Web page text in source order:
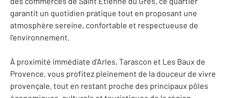
garantit un quotidien pratique tout en proposant une
atmosphère sereine, confortable et respectueuse de
l'environnement.
À proximité immédiate d'Arles, Tarascon et Les Baux de
Provence, vous profitez pleinement de la douceur de vivre
provençale, tout en restant proche des principaux pôles